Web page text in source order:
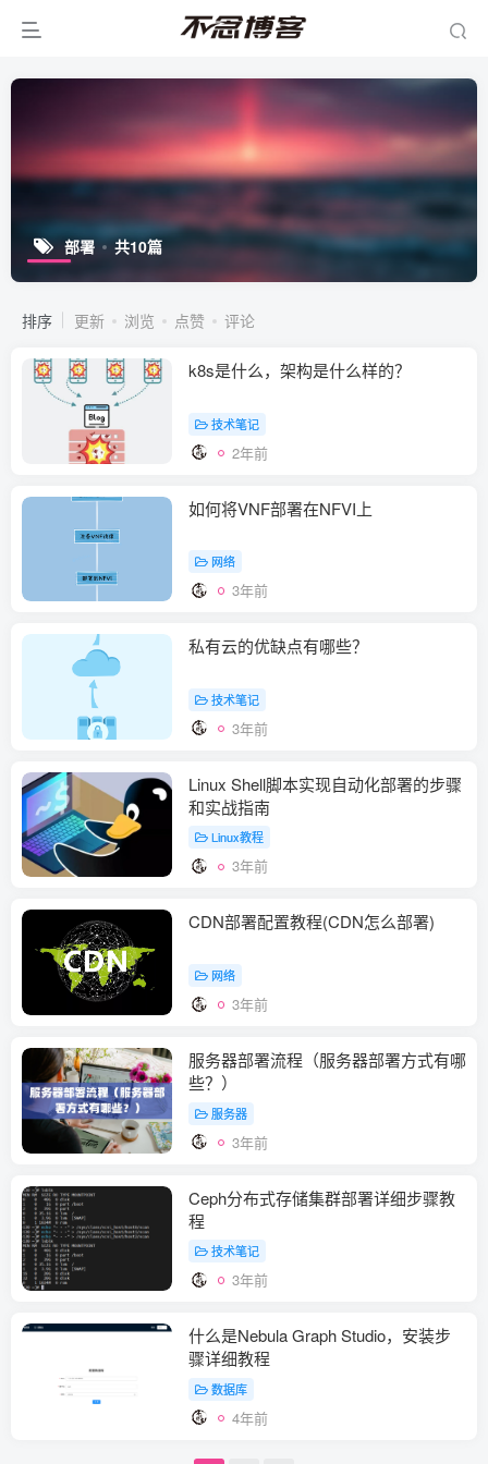
部署 共10篇
排序 更新 浏览 点赞 评论
k8s是什么，架构是什么样的？
技术笔记
2年前
如何将VNF部署在NFVI上
网络
3年前
私有云的优缺点有哪些？
技术笔记
3年前
Linux Shell脚本实现自动化部署的步骤
和实战指南
Linux教程
3年前
CDN部署配置教程(CDN怎么部署)
网络
3年前
服务器部署流程（服务器部署方式有哪
些？）
服务器
3年前
Ceph分布式存储集群部署详细步骤教
程
技术笔记
3年前
什么是Nebula Graph Studio，安装步
骤详细教程
数据库
4年前